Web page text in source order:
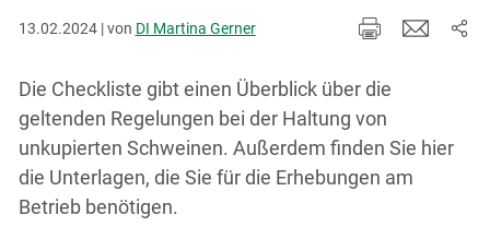
13.02.2024 | von DI Martina Gerner
Die Checkliste gibt einen Überblick über die
geltenden Regelungen bei der Haltung von
unkupierten Schweinen. Außerdem finden Sie hier
die Unterlagen, die Sie für die Erhebungen am
Betrieb benötigen.